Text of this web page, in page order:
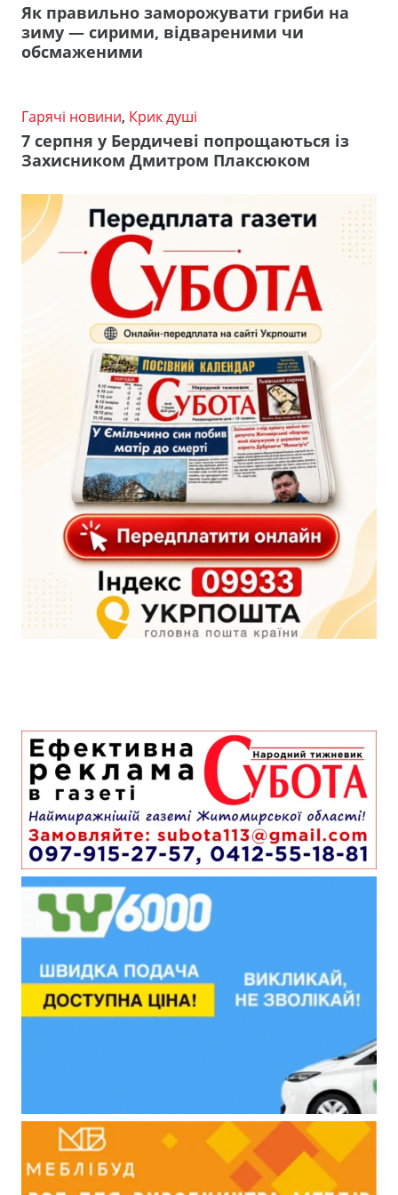
Як правильно заморожувати гриби на
зиму — сирими, відвареними чи
обсмаженими
Гарячі новини, Крик душі
7 серпня у Бердичеві попрощаються із
Захисником Дмитром Плаксюком